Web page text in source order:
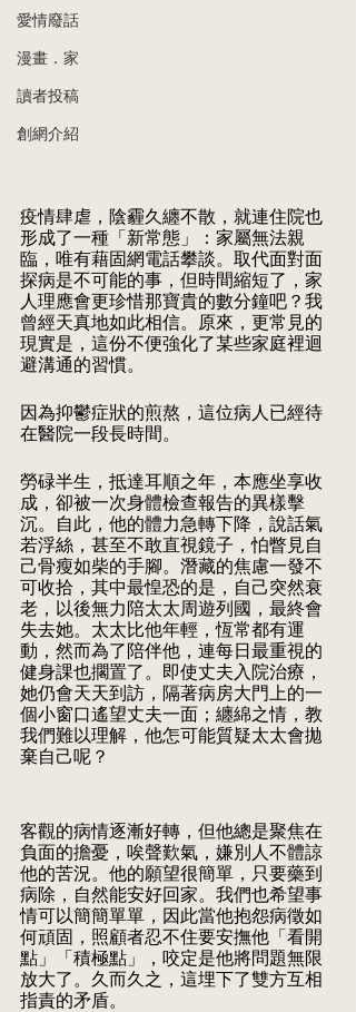
愛情廢話
漫畫．家
讀者投稿
創網介紹
疫情肆虐，陰霾久纏不散，就連住院也
形成了一種「新常態」：家屬無法親
臨，唯有藉固網電話攀談。取代面對面
探病是不可能的事，但時間縮短了，家
人理應會更珍惜那寶貴的數分鐘吧？我
曾經天真地如此相信。原來，更常見的
現實是，這份不便強化了某些家庭裡迴
避溝通的習慣。
因為抑鬱症狀的煎熬，這位病人已經待
在醫院一段長時間。
勞碌半生，抵達耳順之年，本應坐享收
成，卻被一次身體檢查報告的異樣擊
沉。自此，他的體力急轉下降，說話氣
若浮絲，甚至不敢直視鏡子，怕瞥見自
己骨瘦如柴的手腳。潛藏的焦慮一發不
可收拾，其中最惶恐的是，自己突然衰
老，以後無力陪太太周遊列國，最終會
失去她。太太比他年輕，恆常都有運
動，然而為了陪伴他，連每日最重視的
健身課也擱置了。即使丈夫入院治療，
她仍會天天到訪，隔著病房大門上的一
個小窗口遙望丈夫一面；纏綿之情，教
我們難以理解，他怎可能質疑太太會拋
棄自己呢？
客觀的病情逐漸好轉，但他總是聚焦在
負面的擔憂，唉聲歎氣，嫌別人不體諒
他的苦況。他的願望很簡單，只要藥到
病除，自然能安好回家。我們也希望事
情可以簡簡單單，因此當他抱怨病徵如
何頑固，照顧者忍不住要安撫他「看開
點」「積極點」，咬定是他將問題無限
放大了。久而久之，這埋下了雙方互相
指責的矛盾。